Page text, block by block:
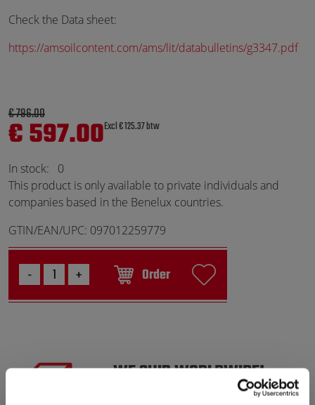
Check the Data sheet:
https://amsoilcontent.com/ams/lit/databulletins/g3347.pdf
€ 796.00
€ 597.00Excl € 125.37 btw
In stock:
0
This product is only available to private individuals and
companies based in the Benelux countries.
GTIN/EAN/UPC: 097012259779
Order
WE SHIP WORLDWIDE!
PLEASE NOTE! ALL PRICES